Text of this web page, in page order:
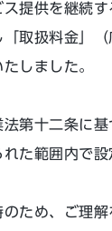
提供を継続す
取扱料金」（
しました。
第十二条に
た範囲内で設
ため、ご理解